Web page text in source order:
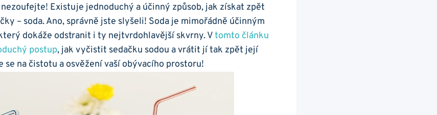
Existuje jednoduchý a účinný způsob, jak získat zpět
– soda. Ano, správně jste slyšeli! Soda je mimořádně účinným
dokáže odstranit i ty nejtvrdohlavější skvrny. Vtomto článku
postup, jak vyčistit sedačku sodou a vrátit jí tak zpět její
se na čistotu a osvěžení vaší obývacího prostoru!